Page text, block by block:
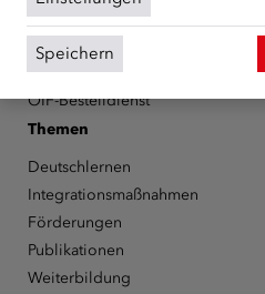
Presse
Informationen erhalten
Karriere
ÖIF-Bestelldienst
Themen
Deutschlernen
Integrationsmaßnahmen
Förderungen
Publikationen
Weiterbildung
Speichern